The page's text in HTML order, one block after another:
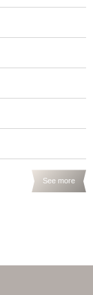
See more